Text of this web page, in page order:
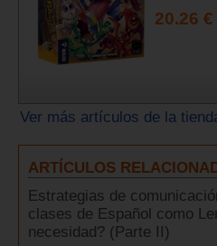
20.26 €
Ver más artículos de la
ARTÍCULOS
Estrategias de
clases de Español como
necesidad? (Parte II)